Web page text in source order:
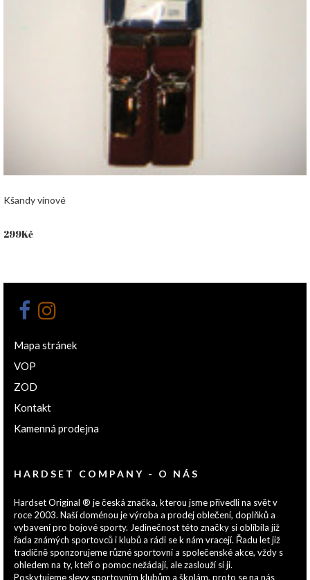
Kšandy vínové
299Kč
Mapa stránek
VOP
ZOD
Kontakt
Kamenná prodejna
HARDSET COMPANY - O NÁS
Hardset Original ® je česká značka, kterou jsme přivedli na svět v
roce 2003. Naší doménou je výroba a prodej oblečení, doplňků a
vybavení pro bojové sporty. Jedinečnost této značky si oblíbila již
řada známých sportovců i klubů a rádi se k nám vracejí. Řadu let již
tradičně sponzorujeme různé sportovní a společenské akce, vždy s
ohledem na ty, kteří o pomoc nežádají, ale zaslouží si ji.
Poskytujeme slevy sportovním klubům a školám, proto se na nás